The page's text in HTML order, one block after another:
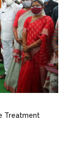
Treatment